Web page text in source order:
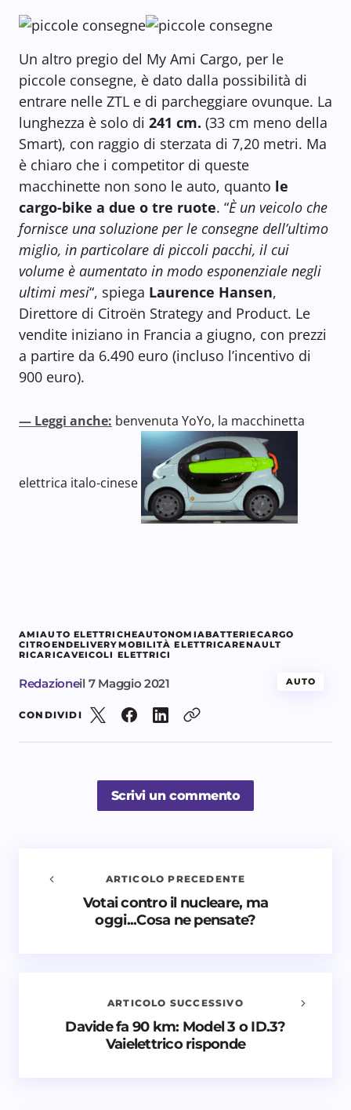
Un altro pregio del My Ami Cargo, per le
piccole consegne, è dato dalla possibilità di
entrare nelle ZTL e di parcheggiare ovunque. La
lunghezza è solo di 241 cm. (33 cm meno della
Smart), con raggio di sterzata di 7,20 metri. Ma
è chiaro che i competitor di queste
macchinette non sono le auto, quanto le
cargo-bike a due o tre ruote. “È un veicolo che
fornisce una soluzione per le consegne dell’ultimo
miglio, in particolare di piccoli pacchi, il cui
volume è aumentato in modo esponenziale negli
ultimi mesi“, spiega Laurence Hansen,
Direttore di Citroën Strategy and Product. Le
vendite iniziano in Francia a giugno, con prezzi
a partire da 6.490 euro (incluso l’incentivo di
900 euro).
— Leggi anche: benvenuta YoYo, la macchinetta
elettrica italo-cinese
AMIAUTO ELETTRICHEAUTONOMIABATTERIECARGO
CITROENDELIVERYMOBILITÀ ELETTRICARENAULT
RICARICAVEICOLI ELETTRICI
Redazioneil 7 Maggio 2021 AUTO
CONDIVIDI
Scrivi un commento
Avvisami quando vengono aggiunti nuovi
ARTICOLO PRECEDENTE
Votai contro il nucleare, ma
oggi...Cosa ne pensate?
ARTICOLO SUCCESSIVO
Davide fa 90 km: Model 3 o ID.3?
Vaielettrico risponde